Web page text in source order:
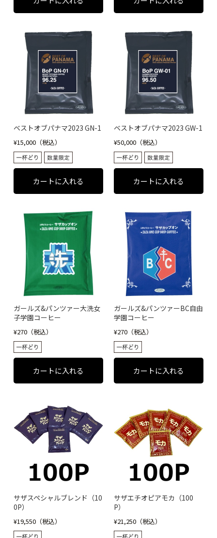
ベストオブパナマ2023 GN-1
¥15,000（税込）
ベストオブパナマ2023 GW-1
¥50,000（税込）
ガールズ&パンツァー大洗女
子学園コーヒー
¥270（税込）
ガールズ&パンツァーBC自由
学園コーヒー
¥270（税込）
サザスペシャルブレンド（10
0P）
¥19,550（税込）
サザエチオピアモカ（100
P）
¥21,250（税込）